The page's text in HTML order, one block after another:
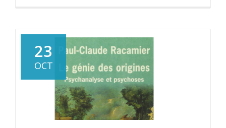
suicide,
osons
en
parler.
23
OCT